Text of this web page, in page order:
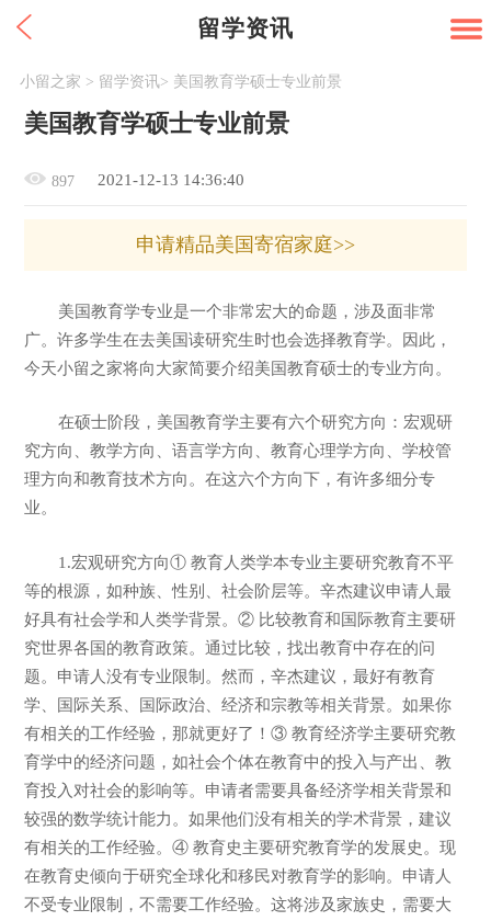
留学资讯
小留之家 > 留学资讯> 美国教育学硕士专业前景
美国教育学硕士专业前景
897 2021-12-13 14:36:40
申请精品美国寄宿家庭>>
美国教育学专业是一个非常宏大的命题，涉及面非常
广。许多学生在去美国读研究生时也会选择教育学。因此，
今天小留之家将向大家简要介绍美国教育硕士的专业方向。
在硕士阶段，美国教育学主要有六个研究方向：宏观研
究方向、教学方向、语言学方向、教育心理学方向、学校管
理方向和教育技术方向。在这六个方向下，有许多细分专
业。
1.宏观研究方向① 教育人类学本专业主要研究教育不平
等的根源，如种族、性别、社会阶层等。辛杰建议申请人最
好具有社会学和人类学背景。② 比较教育和国际教育主要研
究世界各国的教育政策。通过比较，找出教育中存在的问
题。申请人没有专业限制。然而，辛杰建议，最好有教育
学、国际关系、国际政治、经济和宗教等相关背景。如果你
有相关的工作经验，那就更好了！③ 教育经济学主要研究教
育学中的经济问题，如社会个体在教育中的投入与产出、教
育投入对社会的影响等。申请者需要具备经济学相关背景和
较强的数学统计能力。如果他们没有相关的学术背景，建议
有相关的工作经验。④ 教育史主要研究教育学的发展史。现
在教育史倾向于研究全球化和移民对教育学的影响。申请人
不受专业限制，不需要工作经验。这将涉及家族史，需要大